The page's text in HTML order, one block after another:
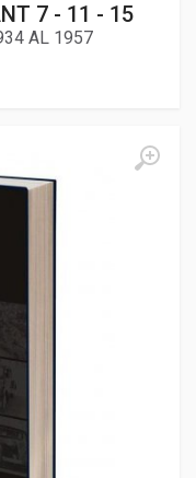
7 - 11 - 15
AL 1957